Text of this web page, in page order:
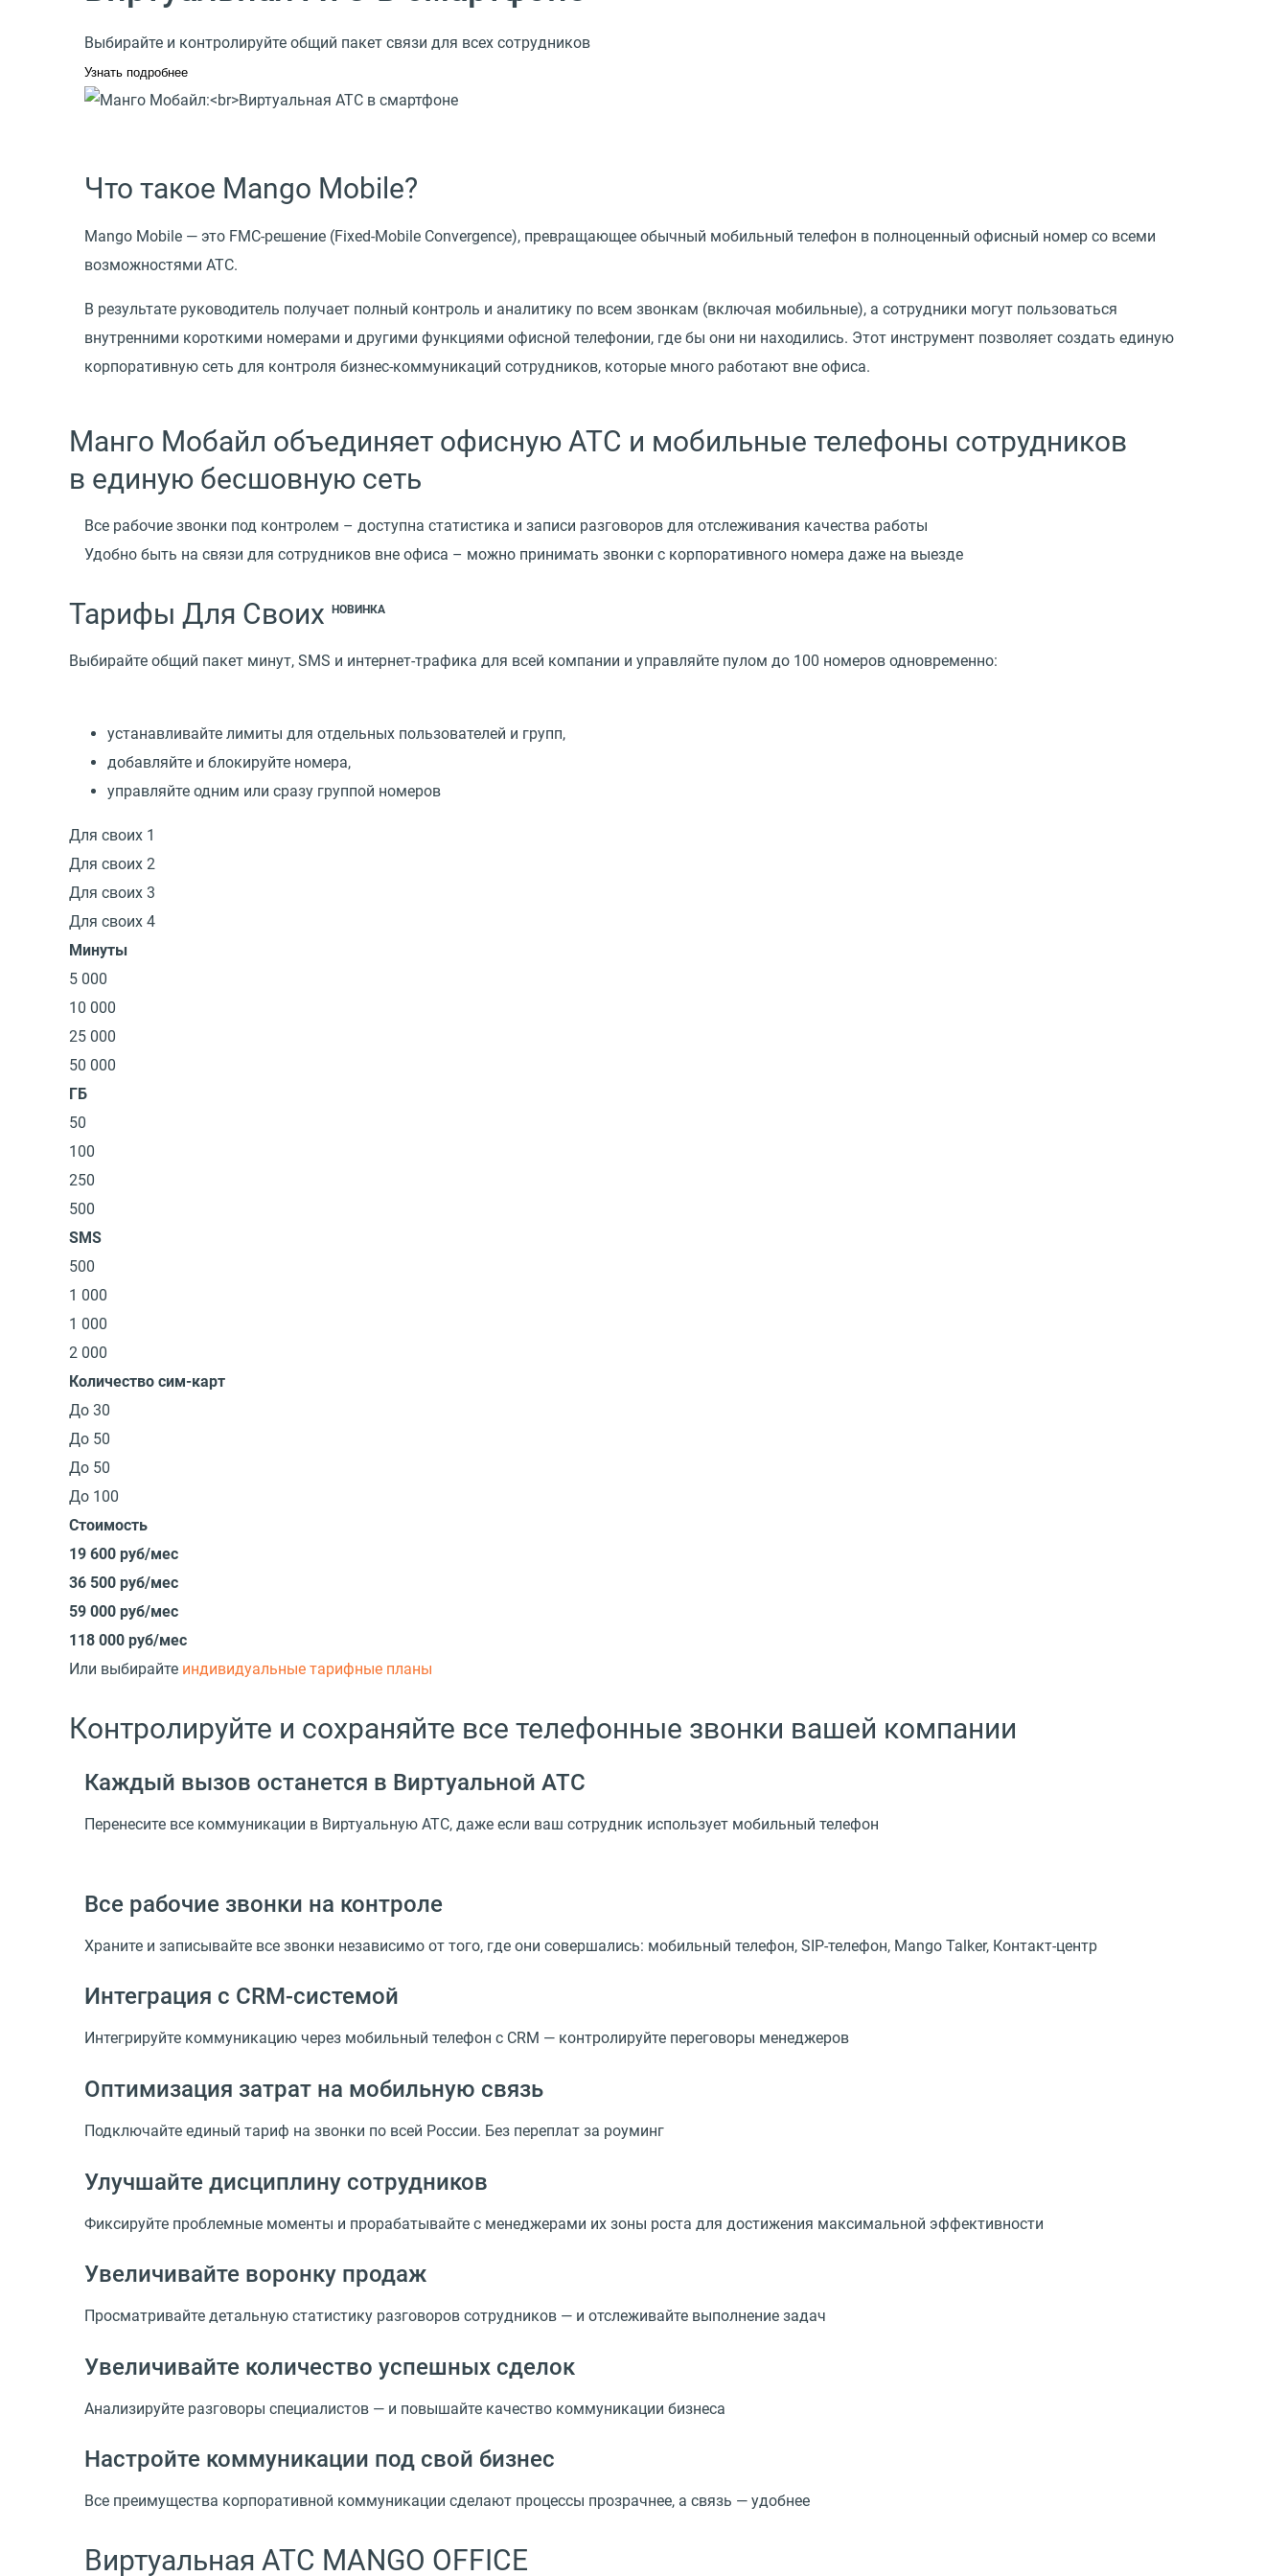
Выбирайте и контролируйте общий пакет связи для всех сотрудников
Узнать подробнее
Что такое Mango Mobile?
Mango Mobile — это FMC-решение (Fixed-Mobile Convergence), превращающее обычный мобильный телефон в полноценный офисный номер со всеми
возможностями АТС.
В результате руководитель получает полный контроль и аналитику по всем звонкам (включая мобильные), а сотрудники могут пользоваться
внутренними короткими номерами и другими функциями офисной телефонии, где бы они ни находились. Этот инструмент позволяет создать единую
корпоративную сеть для контроля бизнес-коммуникаций сотрудников, которые много работают вне офиса.
Манго Мобайл объединяет офисную АТС и мобильные телефоны сотрудников
в единую бесшовную сеть
Все рабочие звонки под контролем – доступна статистика и записи разговоров для отслеживания качества работы
Удобно быть на связи для сотрудников вне офиса – можно принимать звонки с корпоративного номера даже на выезде
Тарифы Для Своих НОВИНКА
Выбирайте общий пакет минут, SMS и интернет-трафика для всей компании и управляйте пулом до 100 номеров одновременно:
устанавливайте лимиты для отдельных пользователей и групп,
добавляйте и блокируйте номера,
управляйте одним или сразу группой номеров
Для своих 1
Для своих 2
Для своих 3
Для своих 4
Минуты
5 000
10 000
25 000
50 000
ГБ
50
100
250
500
SMS
500
1 000
1 000
2 000
Количество сим-карт
До 30
До 50
До 50
До 100
Стоимость
19 600 руб/мес
36 500 руб/мес
59 000 руб/мес
118 000 руб/мес
Или выбирайте индивидуальные тарифные планы
Контролируйте и сохраняйте все телефонные звонки вашей компании
Каждый вызов останется в Виртуальной АТС
Перенесите все коммуникации в Виртуальную АТС, даже если ваш сотрудник использует мобильный телефон
Все рабочие звонки на контроле
Храните и записывайте все звонки независимо от того, где они совершались: мобильный телефон, SIP-телефон, Mango Talker, Контакт-центр
Интеграция с CRM-системой
Интегрируйте коммуникацию через мобильный телефон с CRM — контролируйте переговоры менеджеров
Оптимизация затрат на мобильную связь
Подключайте единый тариф на звонки по всей России. Без переплат за роуминг
Улучшайте дисциплину сотрудников
Фиксируйте проблемные моменты и прорабатывайте с менеджерами их зоны роста для достижения максимальной эффективности
Увеличивайте воронку продаж
Просматривайте детальную статистику разговоров сотрудников — и отслеживайте выполнение задач
Увеличивайте количество успешных сделок
Анализируйте разговоры специалистов — и повышайте качество коммуникации бизнеса
Настройте коммуникации под свой бизнес
Все преимущества корпоративной коммуникации сделают процессы прозрачнее, а связь — удобнее
Виртуальная АТС MANGO OFFICE